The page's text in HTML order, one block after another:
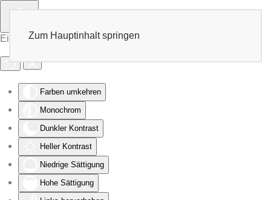
Eingabehilfen öffnen
Farben umkehren
Monochrom
Dunkler Kontrast
Heller Kontrast
Niedrige Sättigung
Hohe Sättigung
Zum Hauptinhalt springen